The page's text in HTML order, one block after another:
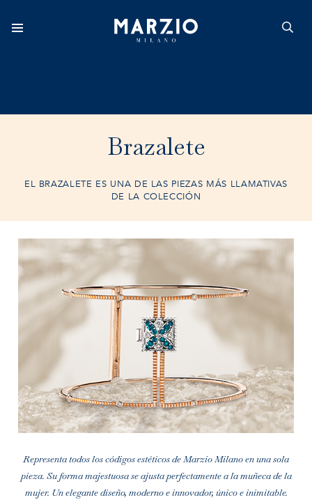
Inspiración
Novedades
Catálogo
Store locator
Contacto
INFO@MARZIOMILANO.COM
ES EN IT
Brazalete
EL BRAZALETE ES UNA DE LAS PIEZAS MÁS LLAMATIVAS
DE LA COLECCIÓN
Representa todos los códigos estéticos de Marzio Milano en una sola
pieza. Su forma majestuosa se ajusta perfectamente a la muñeca de la
mujer. Un elegante diseño, moderno e innovador, único e inimitable.